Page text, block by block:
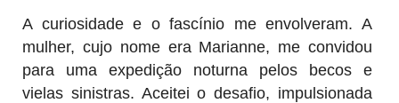
A curiosidade e o fascínio me envolveram. A
mulher, cujo nome era Marianne, me convidou
para uma expedição noturna pelos becos e
vielas sinistras. Aceitei o desafio, impulsionada